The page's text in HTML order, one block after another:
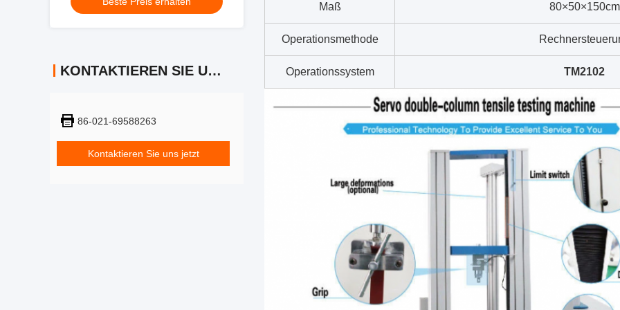
KONTAKTIEREN SIE UNS
86-021-69588263
Kontaktieren Sie uns jetzt
Maß 80×50×150cm
Operationsmethode
Operationssystem TM2102